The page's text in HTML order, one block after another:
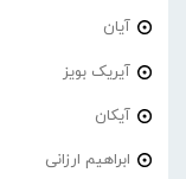
آیان
آیریک بویز
آیکان
ابراهیم ارزانی